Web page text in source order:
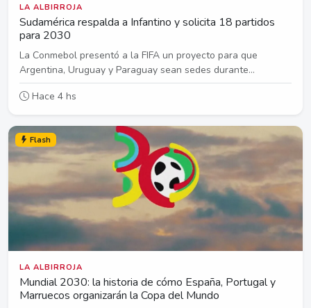
LA ALBIRROJA
Sudamérica respalda a Infantino y solicita 18 partidos
para 2030
La Conmebol presentó a la FIFA un proyecto para que
Argentina, Uruguay y Paraguay sean sedes durante...
Hace 4 hs
Flash
LA ALBIRROJA
Mundial 2030: la historia de cómo España, Portugal y
Marruecos organizarán la Copa del Mundo